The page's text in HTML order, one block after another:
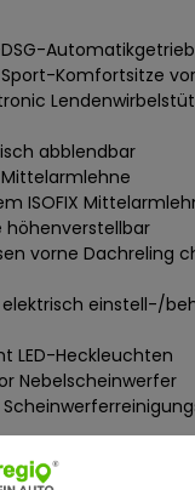
Komfortsitze
abblendbar
ISOFIX
höhenverstellbar
vorne Dachreling
einstell-/
LED-Heckleuchten
Nebelscheinwerfer
Seitenairbags vorne